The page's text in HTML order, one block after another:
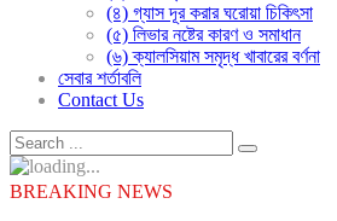
(৪) গ্যাস দূর করার ঘরোয়া চিকিৎসা
(৫) লিভার নষ্টের কারণ ও সমাধান
(৬) ক্যালসিয়াম সমৃদ্ধ খাবারের বর্ণনা
সেবার শর্তাবলি
Contact Us
BREAKING NEWS